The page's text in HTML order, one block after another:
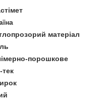
матеріал
порошкове
тек